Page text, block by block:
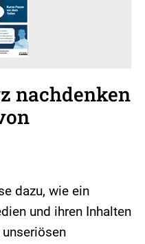
nachdenken
dazu, wie ein
und ihren Inhalten